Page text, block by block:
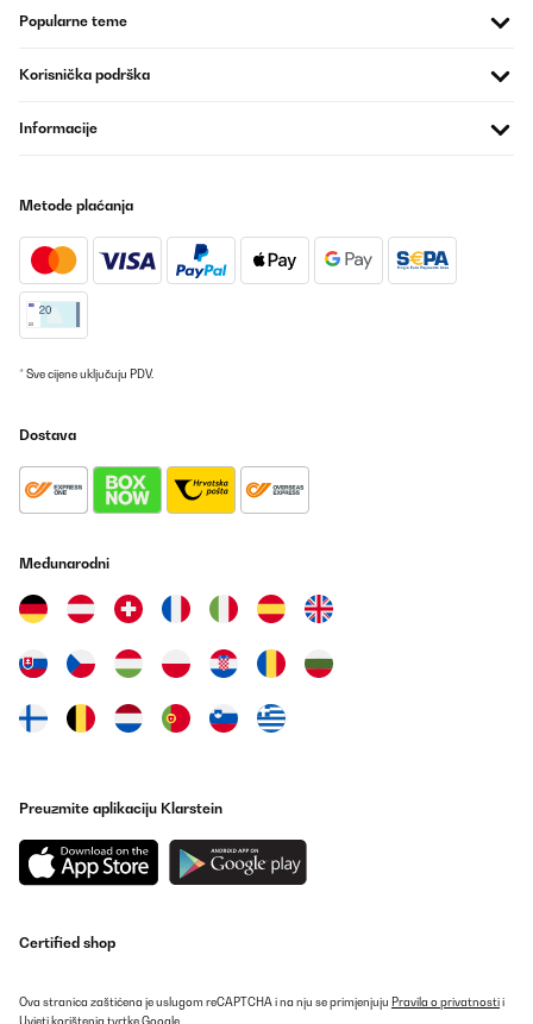
Popularne teme
Korisnička podrška
Informacije
Metode plaćanja
* Sve cijene uključuju PDV.
Dostava
Međunarodni
Preuzmite aplikaciju Klarstein
Certified shop
Ova stranica zaštićena je uslugom reCAPTCHA i na nju se primjenjuju Pravila o privatnostii
Uvjeti korištenja tvrtke Google.